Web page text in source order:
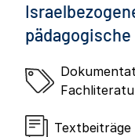
Textbeiträge